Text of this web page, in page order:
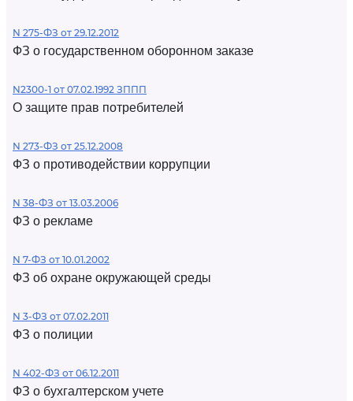
N 275-ФЗ от 29.12.2012
ФЗ о государственном оборонном заказе
N2300-1 от 07.02.1992 ЗППП
О защите прав потребителей
N 273-ФЗ от 25.12.2008
ФЗ о противодействии коррупции
N 38-ФЗ от 13.03.2006
ФЗ о рекламе
N 7-ФЗ от 10.01.2002
ФЗ об охране окружающей среды
N 3-ФЗ от 07.02.2011
ФЗ о полиции
N 402-ФЗ от 06.12.2011
ФЗ о бухгалтерском учете